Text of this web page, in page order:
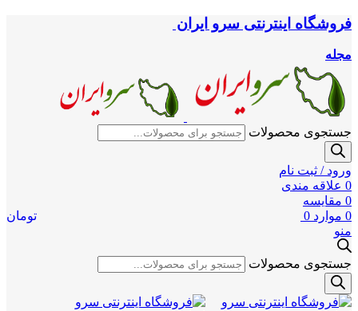
فروشگاه اینترنتی سرو ایران
مجله
جستجوی محصولات
ورود / ثبت نام
0 علاقه مندی
0 مقایسه
0 موارد 0
تومان
منو
جستجوی محصولات